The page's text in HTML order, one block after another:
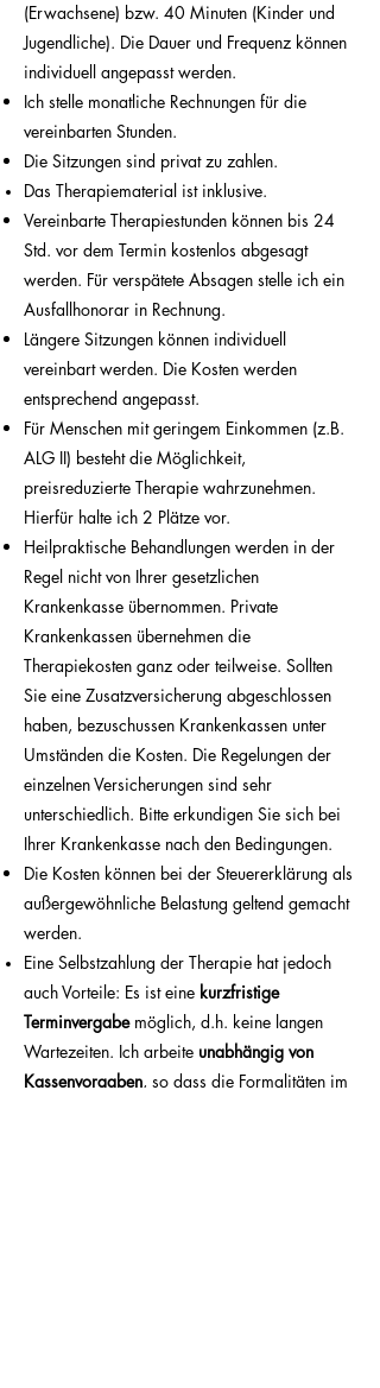
(Erwachsene) bzw. 40 Minuten (Kinder und
Jugendliche). Die Dauer und Frequenz können
individuell angepasst werden.
Ich stelle monatliche Rechnungen für die
vereinbarten Stunden.
Die Sitzungen sind privat zu zahlen.
Das Therapiematerial ist inklusive.
Vereinbarte Therapiestunden können bis 24
Std. vor dem Termin kostenlos abgesagt
werden. Für verspätete Absagen stelle ich ein
Ausfallhonorar in Rechnung.
Längere Sitzungen können individuell
vereinbart werden. Die Kosten werden
entsprechend angepasst.
Für Menschen mit geringem Einkommen (z.B.
ALG II) besteht die Möglichkeit,
preisreduzierte Therapie wahrzunehmen.
Hierfür halte ich 2 Plätze vor.
Heilpraktische Behandlungen werden in der
Regel nicht von Ihrer gesetzlichen
Krankenkasse übernommen. Private
Krankenkassen übernehmen die
Therapiekosten ganz oder teilweise. Sollten
Sie eine Zusatzversicherung abgeschlossen
haben, bezuschussen Krankenkassen unter
Umständen die Kosten. Die Regelungen der
einzelnen Versicherungen sind sehr
unterschiedlich. Bitte erkundigen Sie sich bei
Ihrer Krankenkasse nach den Bedingungen.
Die Kosten können bei der Steuererklärung als
außergewöhnliche Belastung geltend gemacht
werden.
Eine Selbstzahlung der Therapie hat jedoch
auch Vorteile: Es ist eine kurzfristige
Terminvergabemöglich, d.h. keine langen
Wartezeiten. Ich arbeite unabhängig von
Kassenvorgaben, so dass die Formalitäten im